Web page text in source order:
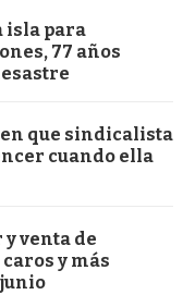
isla para
77 años
que sindicalista
cuando ella
venta de
y más